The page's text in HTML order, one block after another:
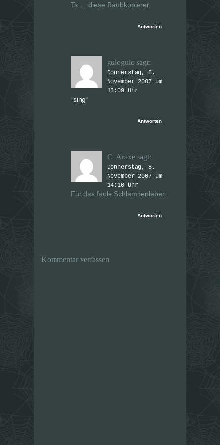
Ts … diese Raubkopierer.
Antworten
gulogulo sagt:
Donnerstag, 8.
November 2007 um
13:09 Uhr
*sing*
Antworten
C. Araxe sagt:
Donnerstag, 8.
November 2007 um
14:10 Uhr
Für das faule Schlampenleben.
Antworten
Kommentar verfassen